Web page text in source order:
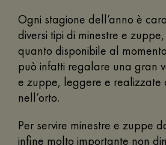
Ogni stagione dell’anno è
diversi tipi di minestre e
quanto disponibile al
può infatti regalare una gran
e zuppe, leggere e realizzate
nell’orto.
Per servire minestre e zuppe
infine molto importante non